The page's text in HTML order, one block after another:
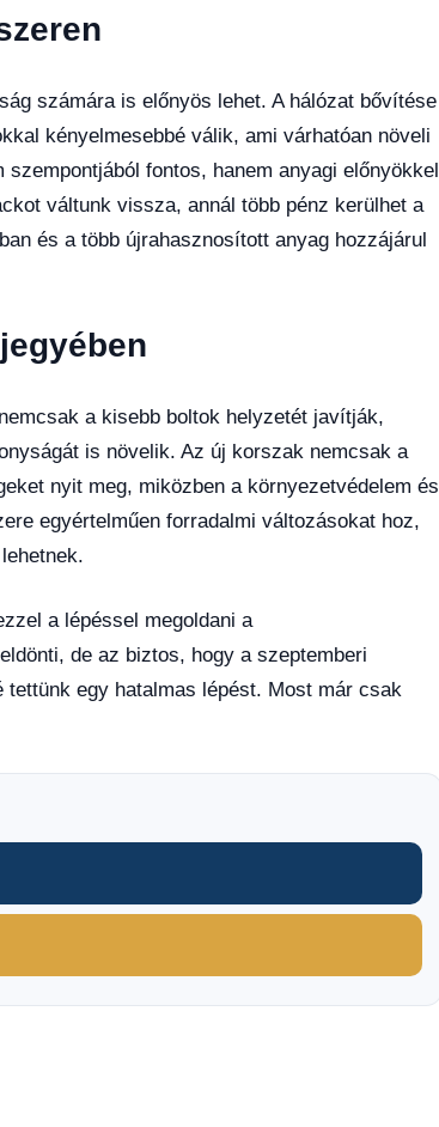
számára is előnyös lehet. A hálózat bővítése
kényelmesebbé válik, ami várhatóan növeli
fontos, hanem anyagi előnyökkel
váltunk vissza, annál több pénz kerülhet a
és a több újrahasznosított anyag hozzájárul
a kisebb boltok helyzetét javítják,
is növelik. Az új korszak nemcsak a
nyit meg, miközben a környezetvédelem és
egyértelműen forradalmi változásokat hoz,
a lépéssel megoldani a
de az biztos, hogy a szeptemberi
egy hatalmas lépést. Most már csak